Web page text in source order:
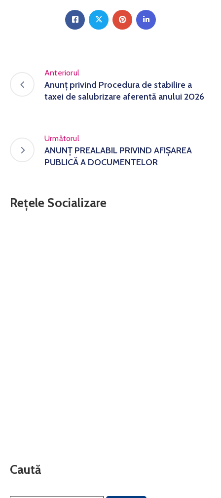
Anteriorul
Anunț privind Procedura de stabilire a
taxei de salubrizare aferentă anului 2026
Următorul
ANUNȚ PREALABIL PRIVIND AFIŞAREA
PUBLICĂ A DOCUMENTELOR
Rețele Socializare
Caută